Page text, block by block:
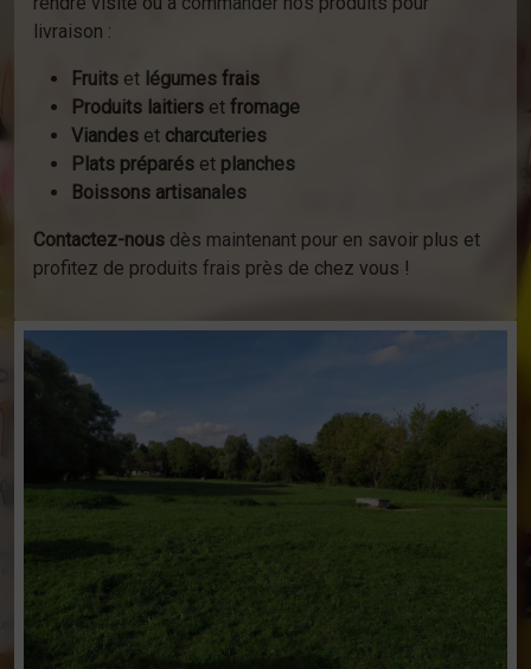
livraison :
Fruits et légumes frais
Produits laitiers et fromage
Viandes et charcuteries
Plats préparés et planches
Boissons artisanales
Contactez-nous dès maintenant pour en savoir plus et
profitez de produits frais près de chez vous !